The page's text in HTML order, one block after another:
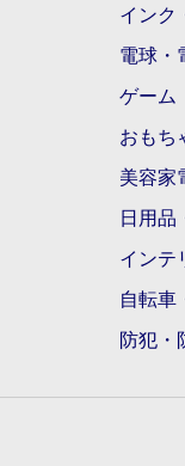
インク
電球・
ゲーム
おもち
美容家
日用品
インテ
自転車
防犯・